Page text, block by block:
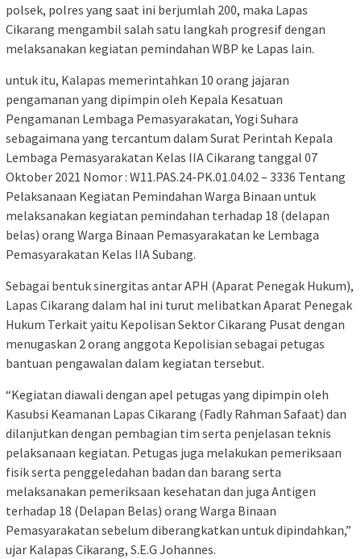
polsek, polres yang saat ini berjumlah 200, maka Lapas
Cikarang mengambil salah satu langkah progresif dengan
melaksanakan kegiatan pemindahan WBP ke Lapas lain.
untuk itu, Kalapas memerintahkan 10 orang jajaran
pengamanan yang dipimpin oleh Kepala Kesatuan
Pengamanan Lembaga Pemasyarakatan, Yogi Suhara
sebagaimana yang tercantum dalam Surat Perintah Kepala
Lembaga Pemasyarakatan Kelas IIA Cikarang tanggal 07
Oktober 2021 Nomor : W11.PAS.24-PK.01.04.02 – 3336 Tentang
Pelaksanaan Kegiatan Pemindahan Warga Binaan untuk
melaksanakan kegiatan pemindahan terhadap 18 (delapan
belas) orang Warga Binaan Pemasyarakatan ke Lembaga
Pemasyarakatan Kelas IIA Subang.
Sebagai bentuk sinergitas antar APH (Aparat Penegak Hukum),
Lapas Cikarang dalam hal ini turut melibatkan Aparat Penegak
Hukum Terkait yaitu Kepolisan Sektor Cikarang Pusat dengan
menugaskan 2 orang anggota Kepolisian sebagai petugas
bantuan pengawalan dalam kegiatan tersebut.
“Kegiatan diawali dengan apel petugas yang dipimpin oleh
Kasubsi Keamanan Lapas Cikarang (Fadly Rahman Safaat) dan
dilanjutkan dengan pembagian tim serta penjelasan teknis
pelaksanaan kegiatan. Petugas juga melakukan pemeriksaan
fisik serta penggeledahan badan dan barang serta
melaksanakan pemeriksaan kesehatan dan juga Antigen
terhadap 18 (Delapan Belas) orang Warga Binaan
Pemasyarakatan sebelum diberangkatkan untuk dipindahkan,”
ujar Kalapas Cikarang, S.E.G Johannes.